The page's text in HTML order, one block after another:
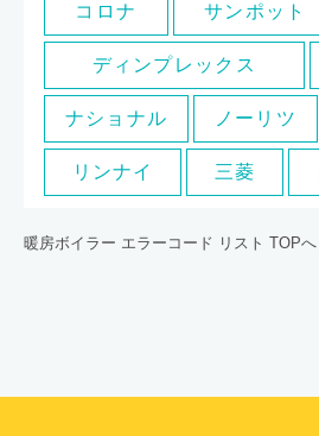
コロナ サンポット
ディンプレックス
ナショナル ノーリツ
リンナイ 三菱
暖房ボイラー エラーコード リスト TOPへ